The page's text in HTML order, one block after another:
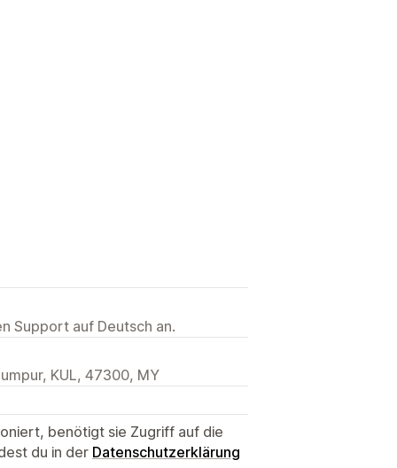
Support auf Deutsch an.
KUL, 47300, MY
benötigt sie Zugriff auf die
du in der Datenschutzerklärung